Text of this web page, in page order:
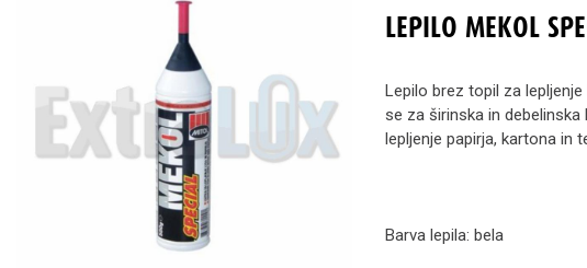
LEPILO MEKOL
Lepilo brez topil za
se za širinska in
lepljenje papirja, kartona in
Barva lepila: bela